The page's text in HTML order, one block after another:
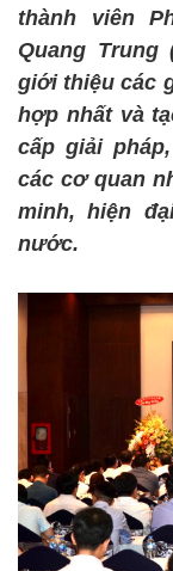
thành viên
Quang Trung
giới thiệu các
hợp nhất và
cấp giải
các cơ quan
minh, hiện
nước.